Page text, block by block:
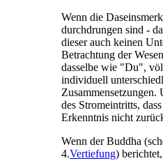
Wenn die
durchdrungen sind -
dieser auch keinen
Betrachtung der
dasselbe wie "Du",
individuell
Zusammensetzungen.
des Stromeintritts,
Erkenntnis nicht
Wenn der Buddha
4.Vertiefung) berichtet,